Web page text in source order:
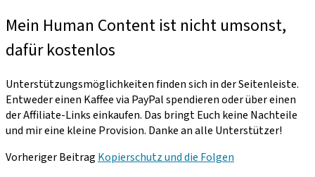
Mein Human Content ist nicht umsonst,
dafür kostenlos
Unterstützungsmöglichkeiten finden sich in der Seitenleiste.
Entweder einen Kaffee via PayPal spendieren oder über einen
der Affiliate-Links einkaufen. Das bringt Euch keine Nachteile
und mir eine kleine Provision. Danke an alle Unterstützer!
Vorheriger Beitrag Kopierschutz und die Folgen